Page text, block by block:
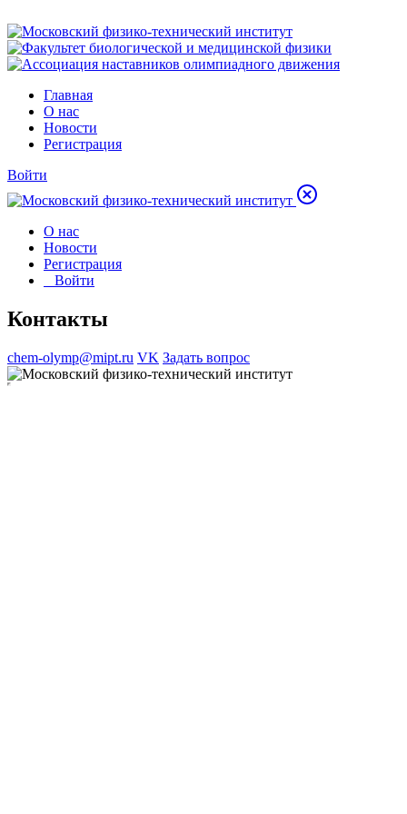
Главная
О нас
Новости
Регистрация
Войти
О нас
Новости
Регистрация
Войти
Контакты
chem-olymp@mipt.ru VK Задать вопрос